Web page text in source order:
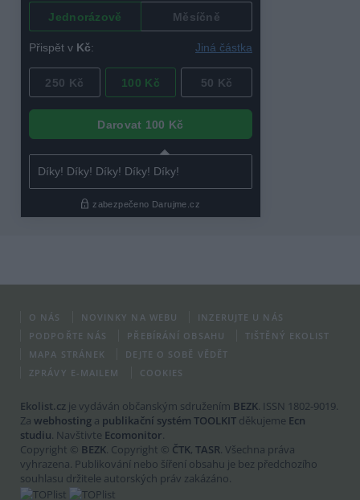
O NÁS NOVINKY NA WEBU
INZERUJTE U NÁS
PODPOŘTE NÁS
PŘEBÍRÁNÍ OBSAHU
TIŠTĚNÝ EKOLIST
MAPA STRÁNEK
DEJTE O SOBĚ VĚDĚT
ZPRÁVY E-MAILEM
COOKIES
Ekolist.cz je vydáván občanským sdružením BEZK. ISSN 1802-9019.
Za webhosting a publikační systém TOOLKIT děkujeme Ecn
studiu. Navštivte Ecomonitor.
Copyright © BEZK. Copyright © ČTK, TASR. Všechna práva
vyhrazena. Publikování nebo šíření obsahu je bez předchozího
souhlasu držitele autorských práv zakázáno.